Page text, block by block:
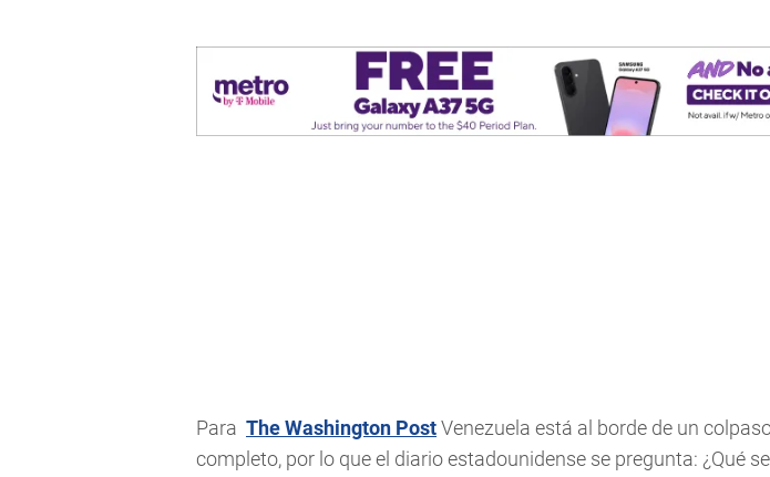
Para The Washington PostVenezuela está al borde de un
completo, por lo que el diario estadounidense se pregunta: ¿Qué